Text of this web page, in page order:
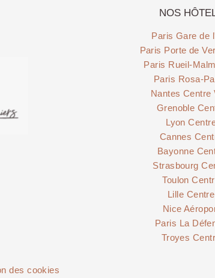
NOS
Paris Gare de
Paris Porte de
Paris Rueil-
Paris Rosa-
Nantes Centre
Grenoble
Lyon
Cannes
Bayonne
Strasbourg
Toulon
Lille Centre
Nice
Paris La
Troyes
des cookies